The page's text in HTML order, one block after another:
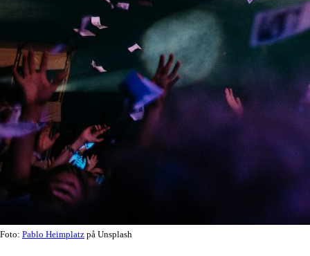
Foto: Pablo Heimplatz på Unsplash